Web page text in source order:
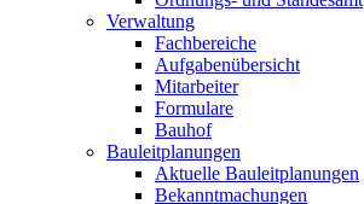
Verwaltung
Fachbereiche
Aufgabenübersicht
Mitarbeiter
Formulare
Bauhof
Bauleitplanungen
Aktuelle Bauleitplanungen
Bekanntmachungen